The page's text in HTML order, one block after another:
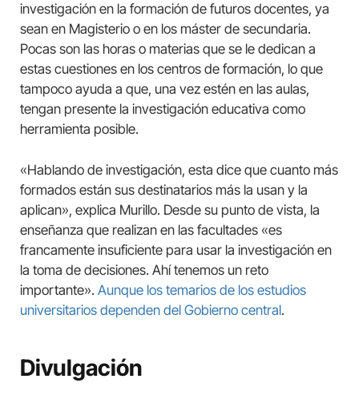
investigación en la formación de futuros docentes, ya
sean en Magisterio o en los máster de secundaria.
Pocas son las horas o materias que se le dedican a
estas cuestiones en los centros de formación, lo que
tampoco ayuda a que, una vez estén en las aulas,
tengan presente la investigación educativa como
herramienta posible.
«Hablando de investigación, esta dice que cuanto más
formados están sus destinatarios más la usan y la
aplican», explica Murillo. Desde su punto de vista, la
enseñanza que realizan en las facultades «es
francamente insuficiente para usar la investigación en
la toma de decisiones. Ahí tenemos un reto
importante». Aunque los temarios de los estudios
universitarios dependen del Gobierno central.
Divulgación